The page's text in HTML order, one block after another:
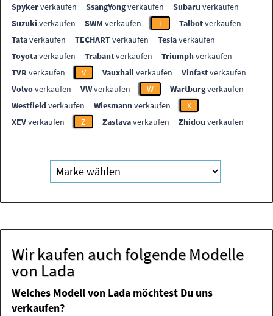
Spykerverkaufen SsangYongverkaufen Subaru verkaufen
Suzuki verkaufen SWM verkaufen T Talbotverkaufen
Tataverkaufen TECHARTverkaufen Teslaverkaufen
Toyotaverkaufen Trabantverkaufen Triumphverkaufen
TVR verkaufen V Vauxhallverkaufen Vinfastverkaufen
Volvoverkaufen VWverkaufen W Wartburgverkaufen
Westfieldverkaufen Wiesmannverkaufen
X
XEVverkaufen Z Zastavaverkaufen Zhidou verkaufen
Wir kaufen auch folgende Modelle
von Lada
Welches Modell von Lada möchtest Du uns
verkaufen?